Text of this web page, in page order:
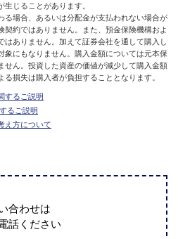
じることがあります。
る場合、あるいは分配金が支払われない場合が
契約ではありません。また、預金保険機構およ
はありません。加えて証券会社を通して購入し
象にもなりません。購入金額については元本保
せん。投資した資産の価値が減少して購入金額
損失は購入者が負担することとなります。
するご説明
るご説明
え方について
合わせは
話ください